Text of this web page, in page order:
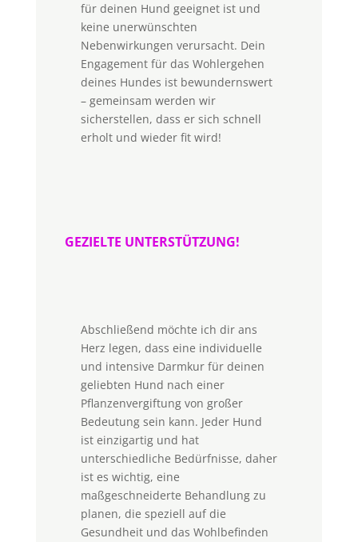
für deinen Hund geeignet ist und
keine unerwünschten
Nebenwirkungen verursacht. Dein
Engagement für das Wohlergehen
deines Hundes ist bewundernswert
– gemeinsam werden wir
sicherstellen, dass er sich schnell
erholt und wieder fit wird!
GEZIELTE UNTERSTÜTZUNG!
Abschließend möchte ich dir ans
Herz legen, dass eine individuelle
und intensive Darmkur für deinen
geliebten Hund nach einer
Pflanzenvergiftung von großer
Bedeutung sein kann. Jeder Hund
ist einzigartig und hat
unterschiedliche Bedürfnisse, daher
ist es wichtig, eine
maßgeschneiderte Behandlung zu
planen, die speziell auf die
Gesundheit und das Wohlbefinden